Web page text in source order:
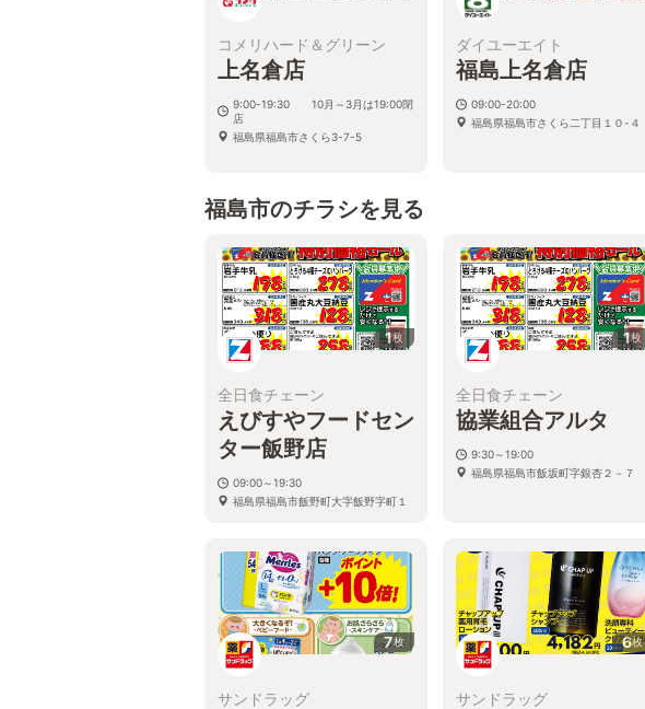
コメリハード＆グリーン
上名倉店
9:00-19:30 10月～3月は19:00閉
店
福島県福島市さくら3-7-5
ダイユーエイト
福島上名倉店
09:00-20:00
福島県福島市さくら二丁目１０-４
福島市のチラシを見る
1枚
全日食チェーン
えびすやフードセン
ター飯野店
09:00～19:30
福島県福島市飯野町大字飯野字町１
1枚
全日食チェーン
協業組合アルタ
9:30～19:00
福島県福島市飯坂町字銀杏２－７
7枚
サンドラッグ
6枚
サンドラッグ